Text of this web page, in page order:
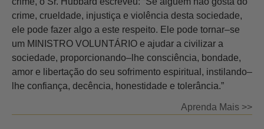
crime, crueldade, injustiça e violência desta sociedade,
ele pode fazer algo a este respeito. Ele pode tornar–se
um MINISTRO VOLUNTÁRIO e ajudar a civilizar a
sociedade, proporcionando–lhe consciência, bondade,
amor e libertação do seu sofrimento espiritual, instilando–
lhe confiança, decência, honestidade e tolerância.”
Aprenda Mais >>